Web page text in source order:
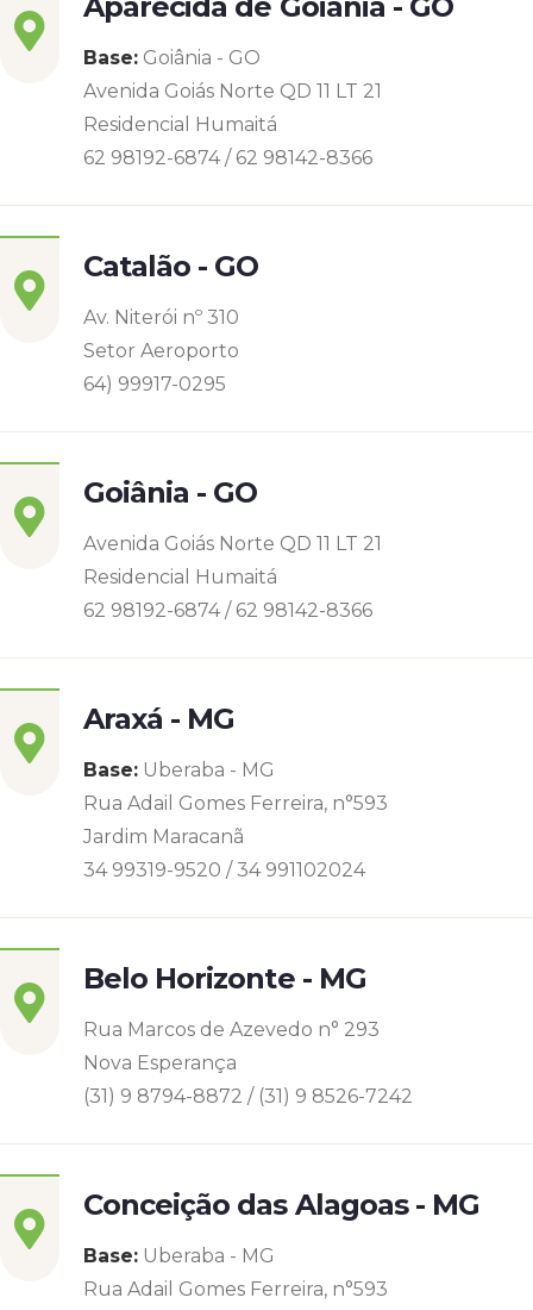
Base: Goiânia - GO
Avenida Goiás Norte QD 11 LT 21
Residencial Humaitá
62 98192-6874 / 62 98142-8366
Catalão - GO
Av. Niterói nº 310
Setor Aeroporto
64) 99917-0295
Goiânia - GO
Avenida Goiás Norte QD 11 LT 21
Residencial Humaitá
62 98192-6874 / 62 98142-8366
Araxá - MG
Base: Uberaba - MG
Rua Adail Gomes Ferreira, n°593
Jardim Maracanã
34 99319-9520 / 34 991102024
Belo Horizonte - MG
Rua Marcos de Azevedo n° 293
Nova Esperança
(31) 9 8794-8872 / (31) 9 8526-7242
Conceição das Alagoas - MG
Base: Uberaba - MG
Rua Adail Gomes Ferreira, n°593